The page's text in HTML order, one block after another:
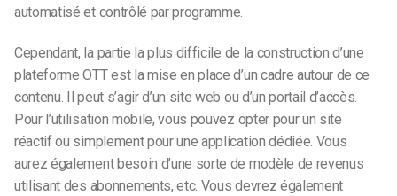
automatisé et contrôlé par programme.
Cependant, la partie la plus difficile de la construction d’une
plateforme OTT est la mise en place d’un cadre autour de ce
contenu. Il peut s’agir d’un site web ou d’un portail d’accès.
Pour l’utilisation mobile, vous pouvez opter pour un site
réactif ou simplement pour une application dédiée. Vous
aurez également besoin d’une sorte de modèle de revenus
utilisant des abonnements, etc. Vous devrez également